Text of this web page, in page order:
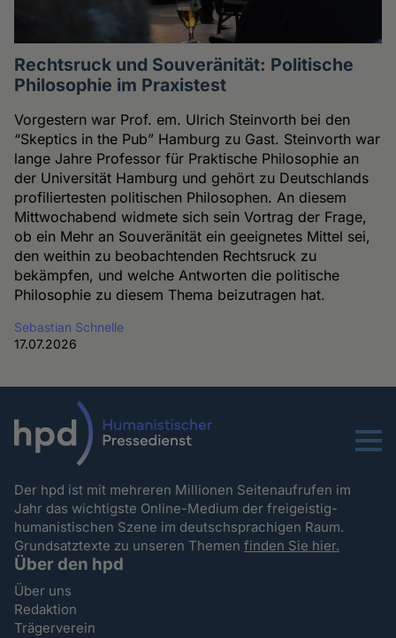
Rechtsruck und Souveränität: Politische
Philosophie im Praxistest
Vorgestern war Prof. em. Ulrich Steinvorth bei den
“Skeptics in the Pub” Hamburg zu Gast. Steinvorth war
lange Jahre Professor für Praktische Philosophie an
der Universität Hamburg und gehört zu Deutschlands
profiliertesten politischen Philosophen. An diesem
Mittwochabend widmete sich sein Vortrag der Frage,
ob ein Mehr an Souveränität ein geeignetes Mittel sei,
den weithin zu beobachtenden Rechtsruck zu
bekämpfen, und welche Antworten die politische
Philosophie zu diesem Thema beizutragen hat.
Sebastian Schnelle
17.07.2026
Menu
Der hpd ist mit mehreren Millionen Seitenaufrufen im
Jahr das wichtigste Online-Medium der freigeistig-
humanistischen Szene im deutschsprachigen Raum.
Grundsatztexte zu unseren Themenfinden Sie hier.
Über den hpd
Über uns
Redaktion
Trägerverein